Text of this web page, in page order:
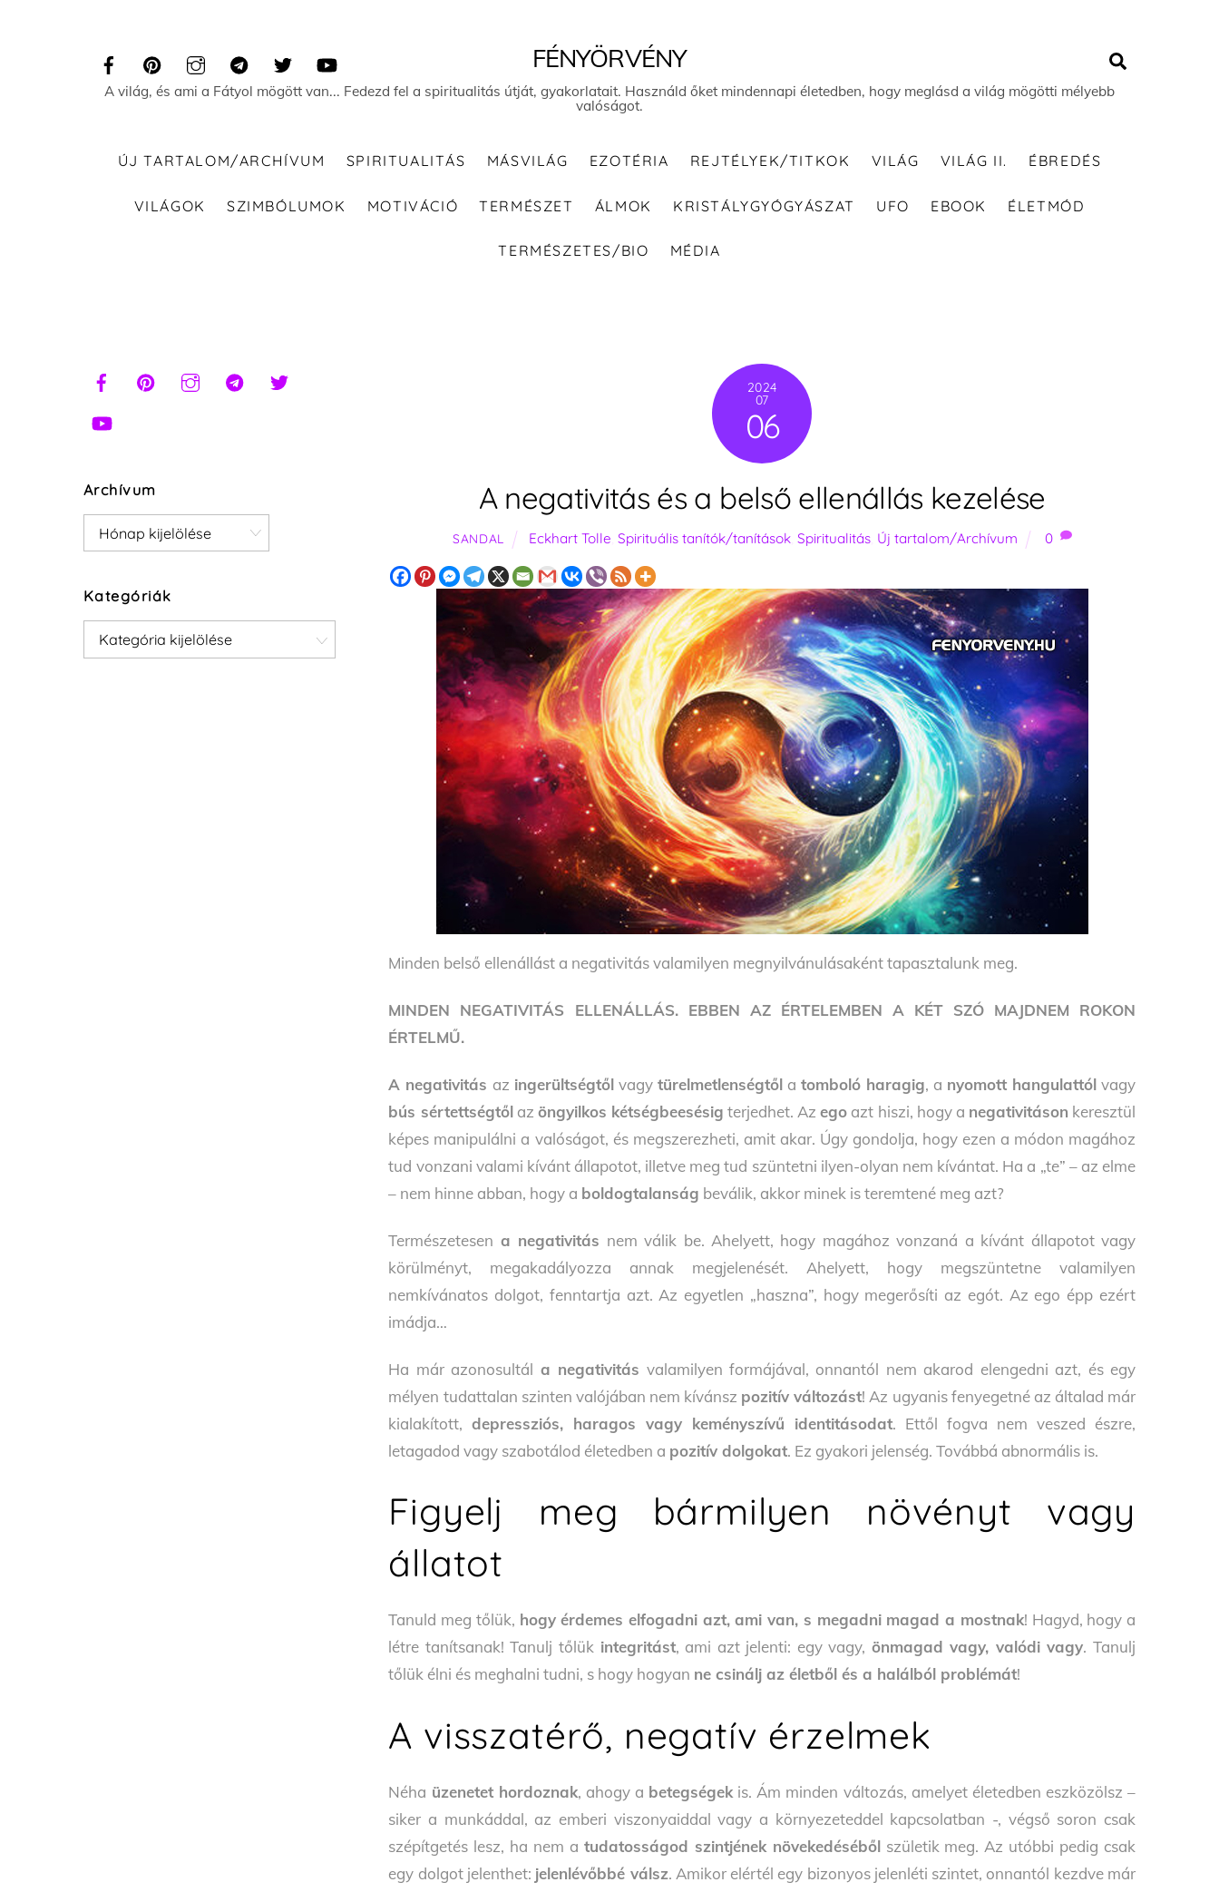
FÉNYÖRVÉNY
A világ, és ami a Fátyol mögött van... Fedezd fel a spiritualitás útját, gyakorlatait. Használd őket mindennapi életedben, hogy meglásd a világ mögötti mélyebb
valóságot.
ÚJ TARTALOM/ARCHÍVUM SPIRITUALITÁS MÁSVILÁG EZOTÉRIA REJTÉLYEK/TITKOK VILÁG VILÁG II. ÉBREDÉS
VILÁGOK SZIMBÓLUMOK MOTIVÁCIÓ TERMÉSZET ÁLMOK KRISTÁLYGYÓGYÁSZAT UFO EBOOK ÉLETMÓD
TERMÉSZETES/BIO MÉDIA
2024
07
06
A negativitás és a belső ellenállás kezelése
SANDAL Eckhart Tolle Spirituális tanítók/tanítások, Spiritualitás, Új tartalom/Archívum 0
Minden belső ellenállást a negativitás valamilyen megnyilvánulásaként tapasztalunk meg.
MINDEN NEGATIVITÁS ELLENÁLLÁS. EBBEN AZ ÉRTELEMBEN A KÉT SZÓ MAJDNEM ROKON
ÉRTELMŰ.
A negativitás az ingerültségtőlvagy türelmetlenségtőla tomboló haragig, a nyomott hangulattól vagy
bús sértettségtőlaz öngyilkos kétségbeesésig terjedhet. Azego azt hiszi, hogy a negativitáson keresztül
képes manipulálni a valóságot, és megszerezheti, amit akar. Úgy gondolja, hogy ezen a módon magához
tud vonzani valami kívánt állapotot, illetve meg tud szüntetni ilyen-olyan nem kívántat. Ha a „te” – az elme
– nem hinne abban, hogy a boldogtalanság beválik, akkor minek is teremtené meg azt?
Természetesen a negativitás nem válik be. Ahelyett, hogy magához vonzaná a kívánt állapotot vagy
körülményt, megakadályozza annak megjelenését. Ahelyett, hogy megszüntetne valamilyen
nemkívánatos dolgot, fenntartja azt. Az egyetlen „haszna”, hogy megerősíti az egót. Az ego épp ezért
imádja…
Ha már azonosultál a negativitás valamilyen formájával, onnantól nem akarod elengedni azt, és egy
mélyen tudattalan szinten valójában nem kívánsz pozitív változást! Az ugyanis fenyegetné az általad már
kialakított,depressziós, haragos vagy keményszívű identitásodat. Ettől fogva nem veszed észre,
letagadod vagy szabotálod életedben a pozitív dolgokat. Ez gyakori jelenség. Továbbá abnormális is.
Figyelj meg bármilyen növényt vagy
állatot
Tanuld meg tőlük, hogy érdemes elfogadni azt, ami van, s megadni magad a mostnak! Hagyd, hogy a
létre tanítsanak! Tanulj tőlük integritást, ami azt jelenti: egy vagy, önmagad vagy, valódi vagy. Tanulj
tőlük élni és meghalni tudni, s hogy hogyan ne csinálj az életből és a halálból problémát!
A visszatérő, negatív érzelmek
Néha üzenetet hordoznak, ahogy a betegségek is. Ám minden változás, amelyet életedben eszközölsz –
siker a munkáddal, az emberi viszonyaiddal vagy a környezeteddel kapcsolatban -, végső soron csak
szépítgetés lesz, ha nem a tudatosságod szintjének növekedésébőlszületik meg. Az utóbbi pedig csak
egy dolgot jelenthet: jelenlévőbbé válsz. Amikor elértél egy bizonyos jelenléti szintet, onnantól kezdve már
Archívum
Archívum
Kategóriák
Kategóriák